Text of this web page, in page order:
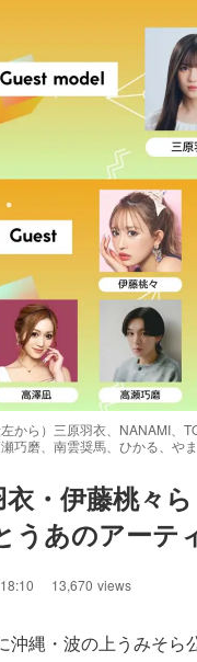
左から）三原羽衣、NANAMI
巧磨、南雲奨馬、ひかる、や
・伊藤桃々
うあのアーテ
13,670 views
沖縄・波の上うみそら